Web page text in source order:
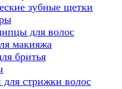
зубные щетки
для волос
макияжа
бритья
стрижки волос